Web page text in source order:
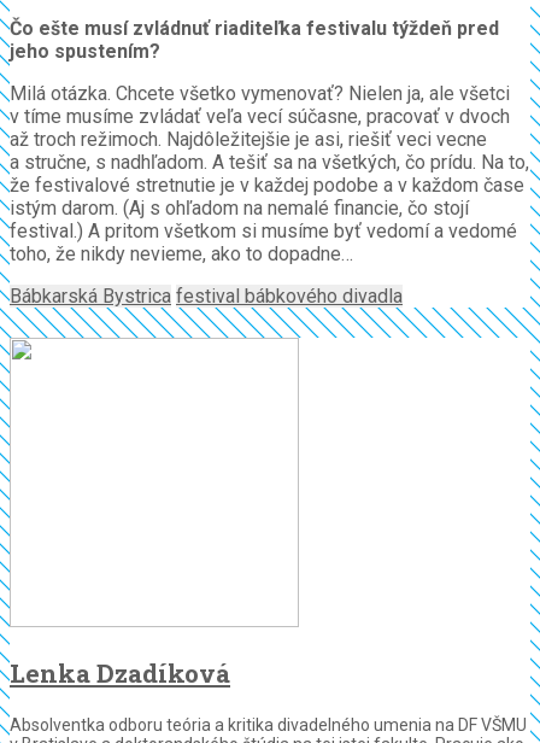
Čo ešte musí zvládnuť riaditeľka festivalu týždeň pred
jeho spustením?
Milá otázka. Chcete všetko vymenovať? Nielen ja, ale všetci
v tíme musíme zvládať veľa vecí súčasne, pracovať v dvoch
až troch režimoch. Najdôležitejšie je asi, riešiť veci vecne
a stručne, s nadhľadom. A tešiť sa na všetkých, čo prídu. Na to,
že festivalové stretnutie je v každej podobe a v každom čase
istým darom. (Aj s ohľadom na nemalé financie, čo stojí
festival.) A pritom všetkom si musíme byť vedomí a vedomé
toho, že nikdy nevieme, ako to dopadne…
Bábkarská Bystrica festival bábkového divadla
Lenka Dzadíková
Absolventka odboru teória a kritika divadelného umenia na DF VŠMU